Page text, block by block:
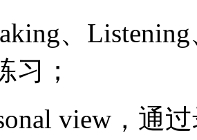
、 Listening
习；
view ，通